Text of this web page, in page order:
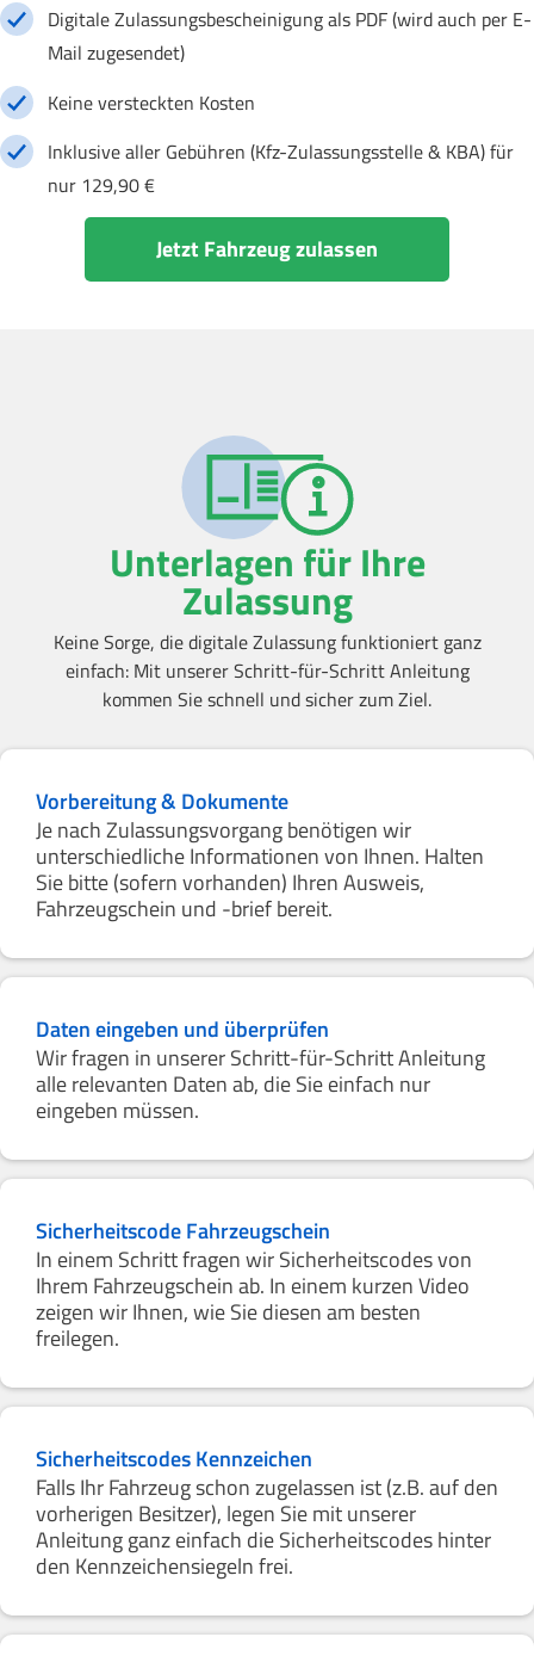
Digitale Zulassungsbescheinigung als PDF (wird auch per E-
Mail zugesendet)
Keine versteckten Kosten
Inklusive aller Gebühren (Kfz-Zulassungsstelle & KBA) für
nur 129,90 €
Jetzt Fahrzeug zulassen
Unterlagen für Ihre
Zulassung
Keine Sorge, die digitale Zulassung funktioniert ganz
einfach: Mit unserer Schritt-für-Schritt Anleitung
kommen Sie schnell und sicher zum Ziel.
Vorbereitung & Dokumente
Je nach Zulassungsvorgang benötigen wir
unterschiedliche Informationen von Ihnen. Halten
Sie bitte (sofern vorhanden) Ihren Ausweis,
Fahrzeugschein und -brief bereit.
Daten eingeben und überprüfen
Wir fragen in unserer Schritt-für-Schritt Anleitung
alle relevanten Daten ab, die Sie einfach nur
eingeben müssen.
Sicherheitscode Fahrzeugschein
In einem Schritt fragen wir Sicherheitscodes von
Ihrem Fahrzeugschein ab. In einem kurzen Video
zeigen wir Ihnen, wie Sie diesen am besten
freilegen.
Sicherheitscodes Kennzeichen
Falls Ihr Fahrzeug schon zugelassen ist (z.B. auf den
vorherigen Besitzer), legen Sie mit unserer
Anleitung ganz einfach die Sicherheitscodes hinter
den Kennzeichensiegeln frei.